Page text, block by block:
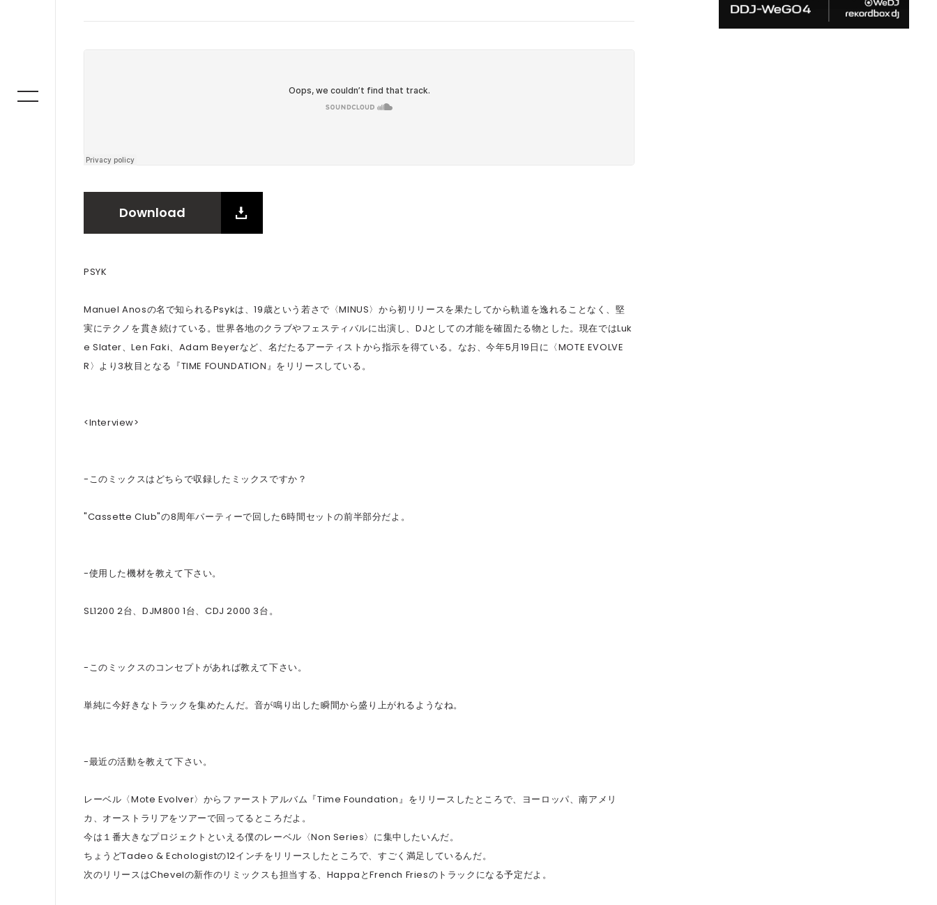
Download
PSYK
Manuel Anosの名で知られるPsykは、19歳という若さで〈MINUS〉から初リリースを果たしてから軌道を逸れることなく、堅
実にテクノを貫き続けている。世界各地のクラブやフェスティバルに出演し、DJとしての才能を確固たる物とした。現在ではLuk
e Slater、Len Faki、Adam Beyerなど、名だたるアーティストから指示を得ている。なお、今年5月19日に〈MOTE EVOLVE
R〉より3枚目となる『TIME FOUNDATION』をリリースしている。
<Interview>
-このミックスはどちらで収録したミックスですか？
"Cassette Club"の8周年パーティーで回した6時間セットの前半部分だよ。
-使用した機材を教えて下さい。
SL1200 2台、DJM800 1台、CDJ 2000 3台。
-このミックスのコンセプトがあれば教えて下さい。
単純に今好きなトラックを集めたんだ。音が鳴り出した瞬間から盛り上がれるようなね。
-最近の活動を教えて下さい。
レーベル〈Mote Evolver〉からファーストアルバム『Time Foundation』をリリースしたところで、ヨーロッパ、南アメリ
カ、オーストラリアをツアーで回ってるところだよ。
今は１番大きなプロジェクトといえる僕のレーベル〈Non Series〉に集中したいんだ。
ちょうどTadeo & Echologistの12インチをリリースしたところで、すごく満足しているんだ。
次のリリースはChevelの新作のリミックスも担当する、HappaとFrench Friesのトラックになる予定だよ。